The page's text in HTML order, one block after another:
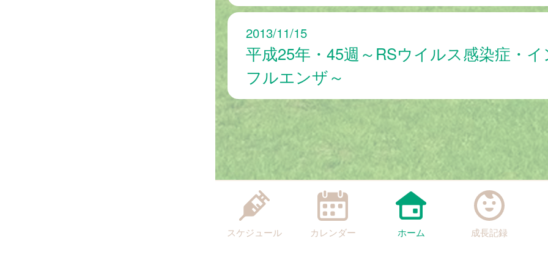
2013/11/15
平成25年・45週～RSウイルス感染症・イ
フルエンザ～
スケジュール カレンダー ホーム 成長記録